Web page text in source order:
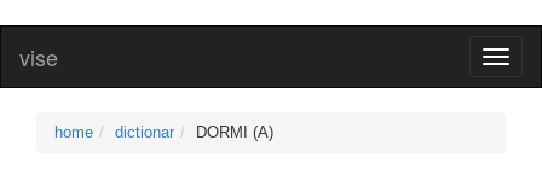
vise
home dictionar DORMI (A)